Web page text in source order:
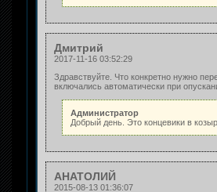
Дмитрий
2017-11-16 03:52:29
Здравствуйте. Что конкретно нужно
включались автоматически при
Администратор
Добрый день. Это концевики в
АНАТОЛИЙ
2015-08-13 01:36:07